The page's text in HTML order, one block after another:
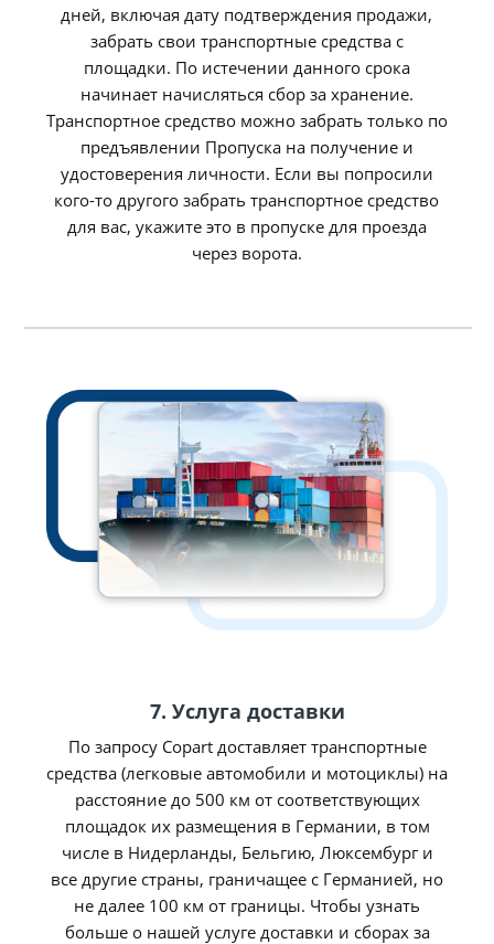
дней, включая дату подтверждения продажи,
забрать свои транспортные средства с
площадки. По истечении данного срока
начинает начисляться сбор за хранение.
Транспортное средство можно забрать только по
предъявлении Пропуска на получение и
удостоверения личности. Если вы попросили
кого-то другого забрать транспортное средство
для вас, укажите это в пропуске для проезда
через ворота.
7. Услуга доставки
По запросу Copart доставляет транспортные
средства (легковые автомобили и мотоциклы) на
расстояние до 500 км от соответствующих
площадок их размещения в Германии, в том
числе в Нидерланды, Бельгию, Люксембург и
все другие страны, граничащее с Германией, но
не далее 100 км от границы. Чтобы узнать
больше о нашей услуге доставки и сборах за